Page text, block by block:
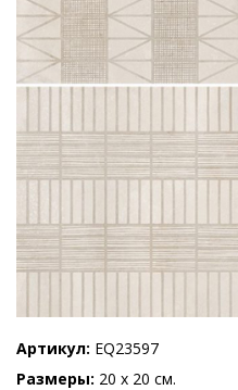
Артикул EQ23597
Размеры 20 x 20 см.